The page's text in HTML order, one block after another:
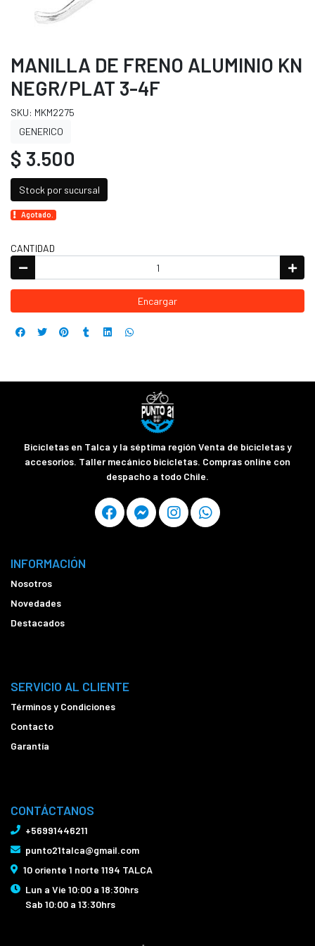
MANILLA DE FRENO ALUMINIO KN
NEGR/PLAT 3-4F
SKU: MKM2275
GENERICO
$ 3.500
Stock por sucursal
Agotado.
CANTIDAD
Encargar
Bicicletas en Talca y la séptima región Venta de bicicletas y
accesorios. Taller mecánico bicicletas. Compras online con
despacho a todo Chile.
INFORMACIÓN
Nosotros
Novedades
Destacados
SERVICIO AL CLIENTE
Términos y Condiciones
Contacto
Garantía
CONTÁCTANOS
+56991446211
punto21talca@gmail.com
10 oriente 1 norte 1194 TALCA
Lun a Vie 10:00 a 18:30hrs
Sab 10:00 a 13:30hrs